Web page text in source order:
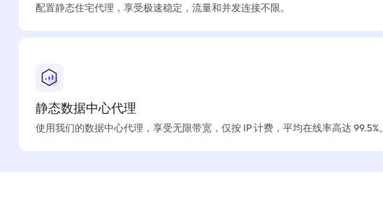
配置静态住宅代理，享受极速稳定，流量和并发连接不限。
静态数据中心代理
使用我们的数据中心代理，享受无限带宽，仅按 IP 计费，平均在线率高达 99.5%。